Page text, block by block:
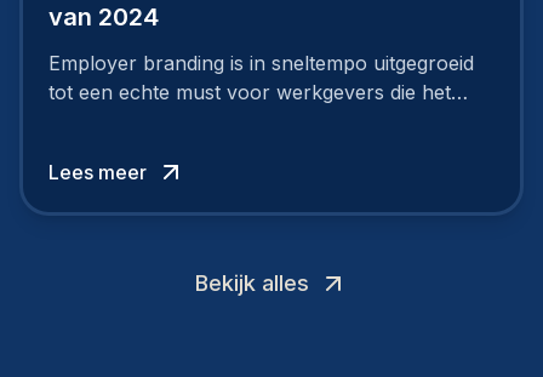
van 2024
Employer branding is in sneltempo uitgegroeid
tot een echte must voor werkgevers die het
Lees meer
Bekijk alles